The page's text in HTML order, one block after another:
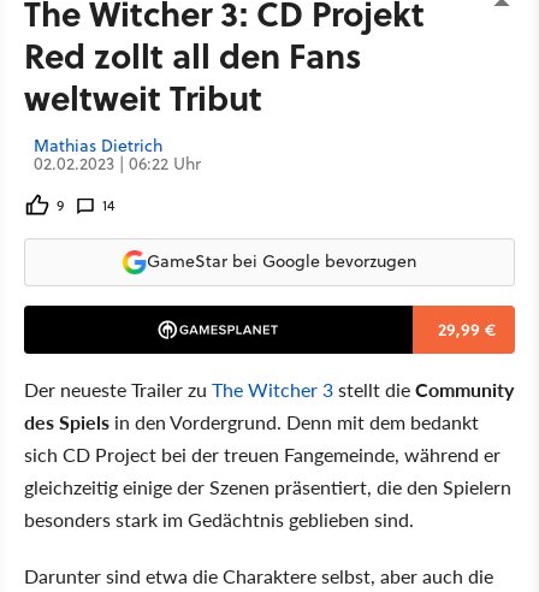
The Witcher 3: CD Projekt
Red zollt all den Fans
weltweit Tribut
Mathias Dietrich
02.02.2023 | 06:22 Uhr
9 14
GameStar bei Google bevorzugen
29,99 €
Der neueste Trailer zu The Witcher 3stellt dieCommunity
des Spiels in den Vordergrund. Denn mit dem bedankt
sich CD Project bei der treuen Fangemeinde, während er
gleichzeitig einige der Szenen präsentiert, die den Spielern
besonders stark im Gedächtnis geblieben sind.
Darunter sind etwa die Charaktere selbst, aber auch die